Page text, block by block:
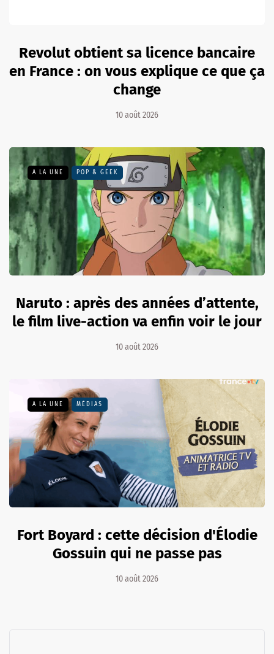
Revolut obtient sa licence bancaire
en France : on vous explique ce que ça
change
10 août 2026
A LA UNE POP & GEEK
Naruto : après des années d’attente,
le film live-action va enfin voir le jour
10 août 2026
A LA UNE MÉDIAS
Fort Boyard : cette décision d'Élodie
Gossuin qui ne passe pas
10 août 2026